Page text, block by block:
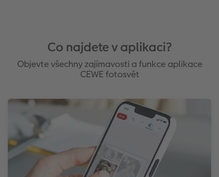
Co najdete v aplikaci?
Objevte všechny zajímavosti a funkce aplikace
CEWE fotosvět